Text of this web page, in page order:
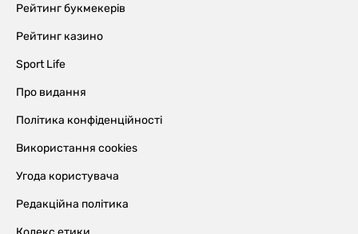
Рейтинг букмекерів
Рейтинг казино
Sport Life
Про видання
Політика конфіденційності
Використання cookies
Угода користувача
Редакційна політика